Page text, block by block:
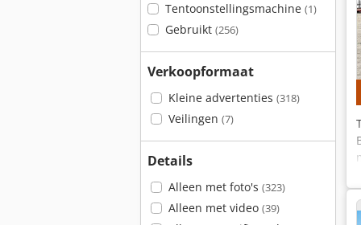
Tentoonstellingsmachine (1)
Gebruikt (256)
Verkoopformaat
Kleine advertenties (318)
Veilingen (7)
Details
Alleen met foto's (323)
Alleen met video (39)